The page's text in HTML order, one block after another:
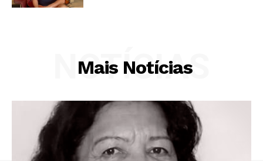
Mais Notícias
NOTÍCIAS